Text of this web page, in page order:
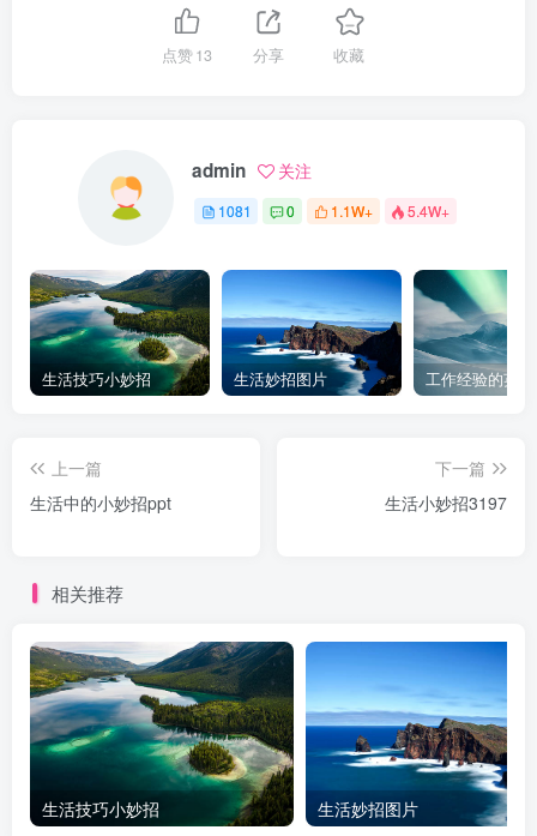
点赞13 分享 收藏
admin 关注
1081 0 1.1W+ 5.4W+
生活技巧小妙招 生活妙招图片 工作经验的英
上一篇
生活中的小妙招ppt
下一篇
生活小妙招3197
相关推荐
生活技巧小妙招 生活妙招图片